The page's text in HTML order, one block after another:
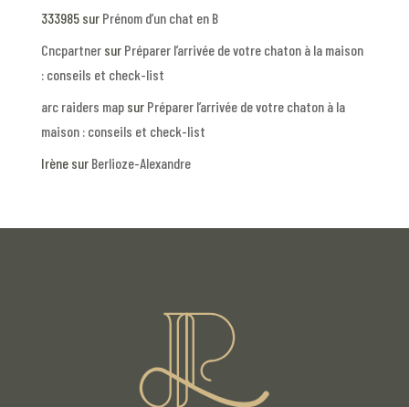
333985sur Prénom d’un chat en B
Cncpartnersur Préparer l’arrivée de votre chaton à la maison
: conseils et check-list
arc raiders mapsur Préparer l’arrivée de votre chaton à la
maison : conseils et check-list
Irènesur Berlioze-Alexandre